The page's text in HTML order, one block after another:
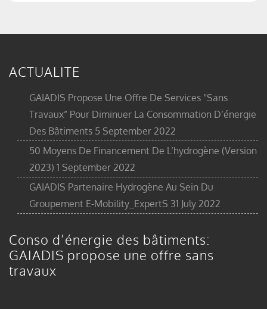
ACTUALITE
GAIADIS Propose Une Offre De Services “sans
Travaux” Pour Diminuer La Consommation D’énergie
Des Bâtiments 5 September 2022
50 Moyens De Financement De L’hydrogène (version
2023) 1 September 2022
GAIADIS Partenaire Hydrogène Au Sein Du
Groupement E-Mobility_ExpertS 31 July 2022
Conso d’énergie des bâtiments:
GAIADIS propose une offre sans
travaux